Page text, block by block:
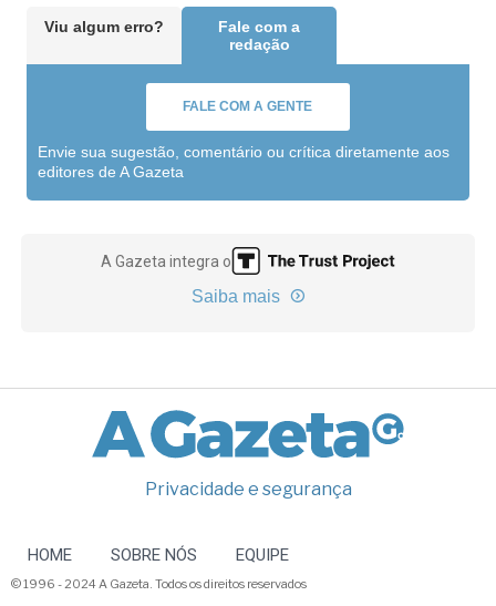
Viu algum erro?
Fale com a
redação
FALE COM A GENTE
Envie sua sugestão, comentário ou crítica diretamente aos
editores de A Gazeta
A Gazeta integra o
Saiba mais
Privacidade e segurança
HOME SOBRE NÓS EQUIPE
© 1996 - 2024 A Gazeta. Todos os direitos reservados